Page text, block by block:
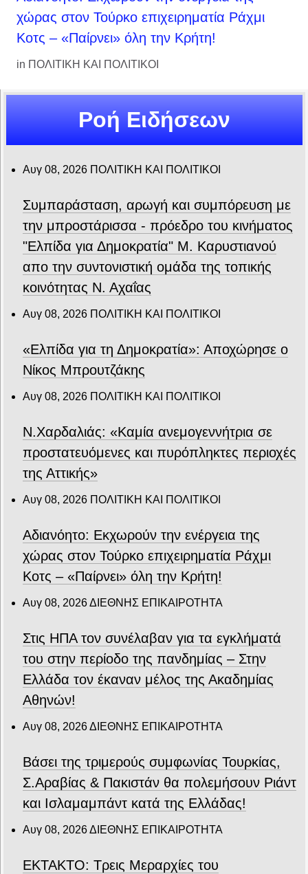
χώρας στον Τούρκο επιχειρηματία Ράχμι
Κοτς – «Παίρνει» όλη την Κρήτη!
in ΠΟΛΙΤΙΚΗ ΚΑΙ ΠΟΛΙΤΙΚΟΙ
Ροή Ειδήσεων
Αυγ 08, 2026 ΠΟΛΙΤΙΚΗ ΚΑΙ ΠΟΛΙΤΙΚΟΙ
Συμπαράσταση, αρωγή και συμπόρευση με
την μπροστάρισσα - πρόεδρο του κινήματος
"Ελπίδα για Δημοκρατία" Μ. Καρυστιανού
απο την συντονιστική ομάδα της τοπικής
κοινότητας Ν. Αχαΐας
Αυγ 08, 2026 ΠΟΛΙΤΙΚΗ ΚΑΙ ΠΟΛΙΤΙΚΟΙ
«Ελπίδα για τη Δημοκρατία»: Αποχώρησε ο
Νίκος Μπρουτζάκης
Αυγ 08, 2026 ΠΟΛΙΤΙΚΗ ΚΑΙ ΠΟΛΙΤΙΚΟΙ
Ν.Χαρδαλιάς: «Καμία ανεμογεννήτρια σε
προστατευόμενες και πυρόπληκτες περιοχές
της Αττικής»
Αυγ 08, 2026 ΠΟΛΙΤΙΚΗ ΚΑΙ ΠΟΛΙΤΙΚΟΙ
Αδιανόητο: Εκχωρούν την ενέργεια της
χώρας στον Τούρκο επιχειρηματία Ράχμι
Κοτς – «Παίρνει» όλη την Κρήτη!
Αυγ 08, 2026ΔΙΕΘΝΗΣ ΕΠΙΚΑΙΡΟΤΗΤΑ
Στις ΗΠΑ τον συνέλαβαν για τα εγκλήματά
του στην περίοδο της πανδημίας – Στην
Ελλάδα τον έκαναν μέλος της Ακαδημίας
Αθηνών!
Αυγ 08, 2026ΔΙΕΘΝΗΣ ΕΠΙΚΑΙΡΟΤΗΤΑ
Βάσει της τριμερούς συμφωνίας Τουρκίας,
Σ.Αραβίας & Πακιστάν θα πολεμήσουν Ριάντ
και Ισλαμαμπάντ κατά της Ελλάδας!
Αυγ 08, 2026ΔΙΕΘΝΗΣ ΕΠΙΚΑΙΡΟΤΗΤΑ
ΕΚΤΑΚΤΟ: Τρεις Μεραρχίες του